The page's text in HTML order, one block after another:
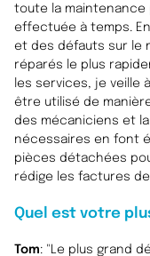
toute la maintenance
effectuée à temps.
et des défauts sur le
réparés le plus
les services, je veille
être utilisé de
des mécaniciens et
nécessaires en font
pièces détachées
rédige les factures de
Quel est votre
Tom: "Le plus grand